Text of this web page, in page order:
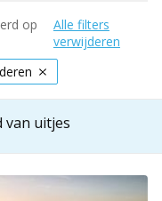
op
Alle filters
verwijderen
van uitjes